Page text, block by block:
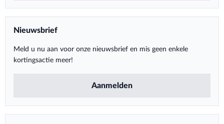
Nieuwsbrief
Meld u nu aan voor onze nieuwsbrief en mis geen enkele
kortingsactie meer!
Aanmelden